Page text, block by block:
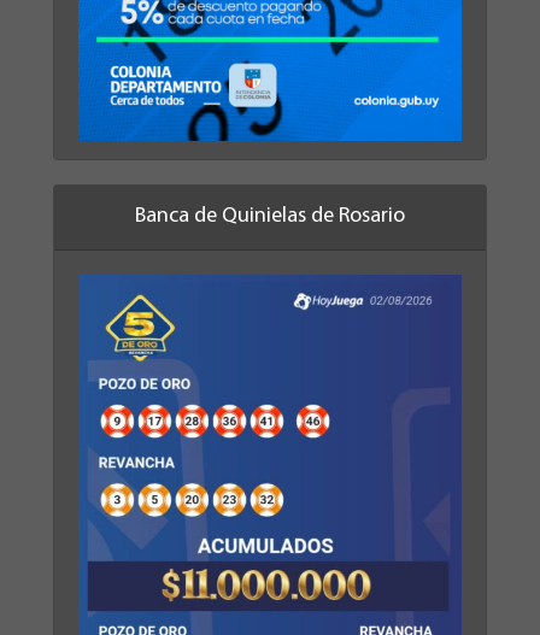
Banca de Quinielas de Rosario